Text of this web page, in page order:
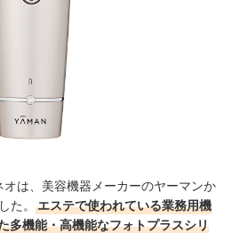
は、美容機器メーカーのヤーマンか
た。
エステで使われている業務用機
多機能・高機能なフォトプラスシリ